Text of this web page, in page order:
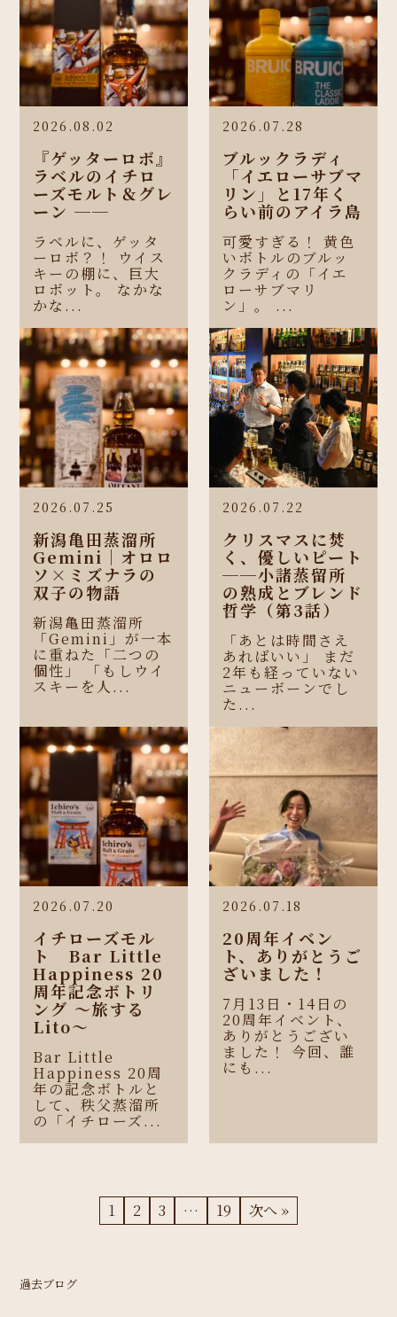
2026.08.02
『ゲッターロボ』
ラベルのイチロ
ーズモルト＆グレ
ーン ──
ラベルに、ゲッタ
ーロボ？！ ウイス
キーの棚に、巨大
ロボット。 なかな
かな...
2026.07.28
ブルックラディ
「イエローサブマ
リン」と17年く
らい前のアイラ島
可愛すぎる！ 黄色
いボトルのブルッ
クラディの「イエ
ローサブマリ
ン」。 ...
2026.07.25
新潟亀田蒸溜所
Gemini｜オロロ
ソ×ミズナラの
双子の物語
新潟亀田蒸溜所
「Gemini」が一本
に重ねた「二つの
個性」 「もしウイ
スキーを人...
2026.07.22
クリスマスに焚
く、優しいピート
──小諸蒸留所
の熟成とブレンド
哲学（第3話）
「あとは時間さえ
あればいい」 まだ
2年も経っていない
ニューボーンでし
た...
2026.07.20
イチローズモル
ト Bar Little
Happiness 20
周年記念ボトリ
ング 〜旅する
Lito〜
Bar Little
Happiness 20周
年の記念ボトルと
して、秩父蒸溜所
の「イチローズ...
2026.07.18
20周年イベン
ト、ありがとうご
ざいました！
7月13日・14日の
20周年イベント、
ありがとうござい
ました！ 今回、誰
にも...
1 2 3 … 19 次へ »
過去ブログ